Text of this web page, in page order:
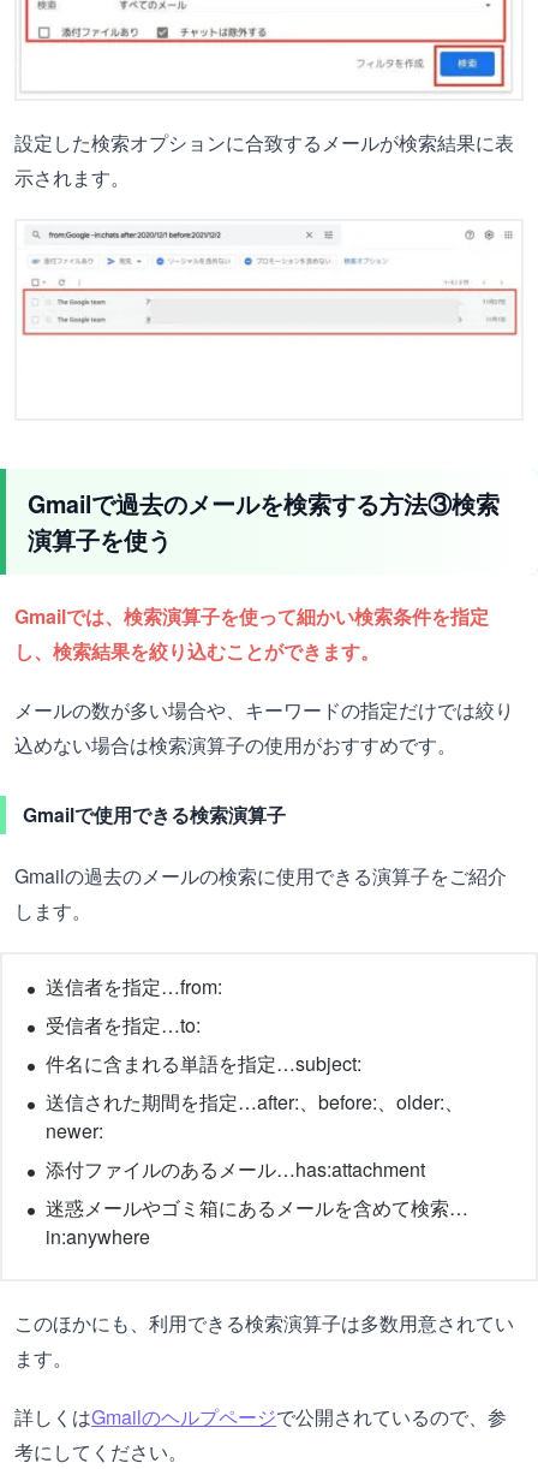
設定した検索オプションに合致するメールが検索結果に表
示されます。
Gmailで過去のメールを検索する方法③検索
演算子を使う
Gmailでは、検索演算子を使って細かい検索条件を指定
し、検索結果を絞り込むことができます。
メールの数が多い場合や、キーワードの指定だけでは絞り
込めない場合は検索演算子の使用がおすすめです。
Gmailで使用できる検索演算子
Gmailの過去のメールの検索に使用できる演算子をご紹介
します。
送信者を指定…from:
受信者を指定…to:
件名に含まれる単語を指定…subject:
送信された期間を指定…after:、before:、older:、
newer:
添付ファイルのあるメール…has:attachment
迷惑メールやゴミ箱にあるメールを含めて検索…
in:anywhere
このほかにも、利用できる検索演算子は多数用意されてい
ます。
詳しくはGmailのヘルプページで公開されているので、参
考にしてください。